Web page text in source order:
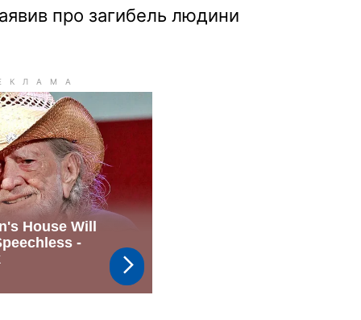
про загибель людини